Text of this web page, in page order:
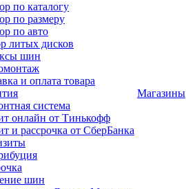
по каталогу
по размеру
по авто
литых дисков
шин
и оплата товара
система
онлайн от Тинькофф
и рассрочка от СберБанка
шин
Магазины